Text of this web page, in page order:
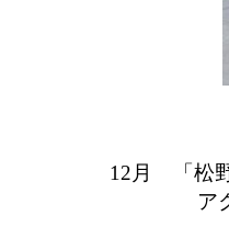
12月 「松
ア